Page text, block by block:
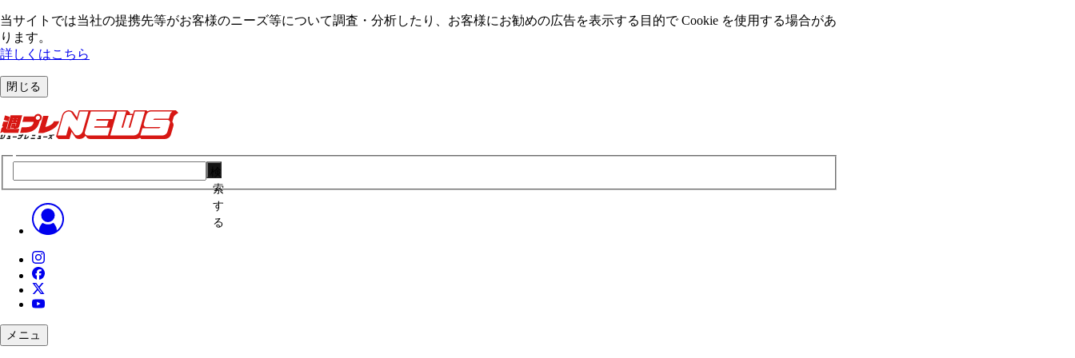
当サイトでは当社の提携先等がお客様のニーズ等について調査・分析したり、お客様にお勧めの広告を表⽰する⽬的で Cookie を使⽤する場合があ
ります。
詳しくはこちら
閉じる
索
す
る
メニュ